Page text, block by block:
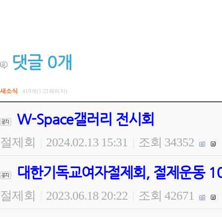
댓글 0개
새소식 419개(1/21페이지)
W-Space갤러리 전시회
절제회 2024.02.13 15:31 조회 34352
대한기독교여자절제회, 절제운동
절제회 2023.06.18 20:22 조회 42671